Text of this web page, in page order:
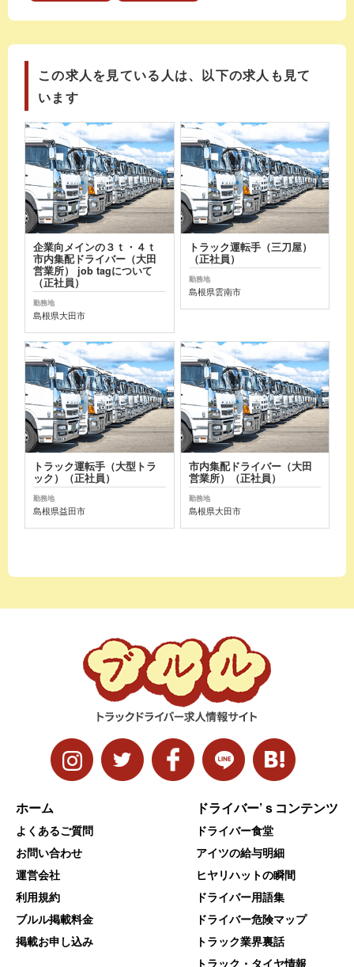
この求人を見ている人は、以下の求人も見て
います
企業向メインの３ｔ・４ｔ
市内集配ドライバー（大田
営業所） job tagについて
（正社員）
勤務地
島根県大田市
トラック運転手（三刀屋）
（正社員）
勤務地
島根県雲南市
トラック運転手（大型トラ
ック）（正社員）
勤務地
島根県益田市
市内集配ドライバー（大田
営業所）（正社員）
勤務地
島根県大田市
ホーム
よくあるご質問
お問い合わせ
運営会社
利用規約
ブルル掲載料金
掲載お申し込み
ドライバー’ｓコンテンツ
ドライバー食堂
アイツの給与明細
ヒヤリハットの瞬間
ドライバー用語集
ドライバー危険マップ
トラック業界裏話
トラック・タイヤ情報